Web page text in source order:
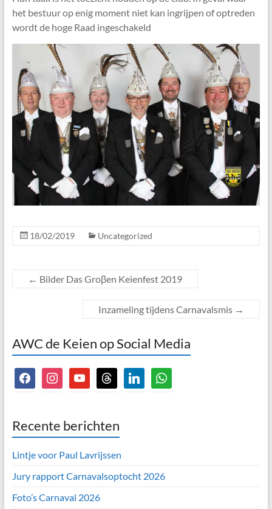
het bestuur op enig moment niet kan ingrijpen of optreden
wordt de hoge Raad ingeschakeld
18/02/2019 Uncategorized
← Bilder Das Groβen Keienfest 2019
Inzameling tijdens Carnavalsmis →
AWC de Keien op Social Media
facebookinstagramyoutubethreads linkedinwhatsapp
Recente berichten
Lintje voor Paul Lavrijssen
Jury rapport Carnavalsoptocht 2026
Foto’s Carnaval 2026